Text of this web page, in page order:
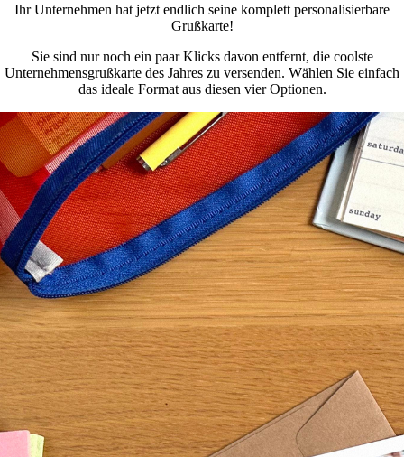
Ihr Unternehmen hat jetzt endlich seine komplett personalisierbare
Grußkarte!
Sie sind nur noch ein paar Klicks davon entfernt, die coolste
Unternehmensgrußkarte des Jahres zu versenden. Wählen Sie einfach
das ideale Format aus diesen vier Optionen.